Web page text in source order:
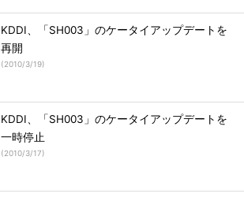
KDDI、「SH003」のケータイアップデートを
再開
(2010/3/19)
KDDI、「SH003」のケータイアップデートを
一時停止
(2010/3/17)